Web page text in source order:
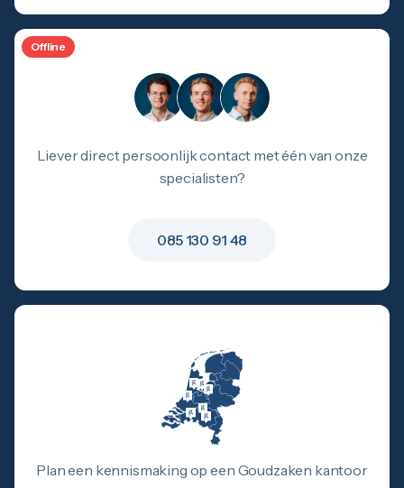
Offline
Liever direct persoonlijk contact met één van onze
specialisten?
085 130 91 48
Plan een kennismaking op een Goudzaken kantoor